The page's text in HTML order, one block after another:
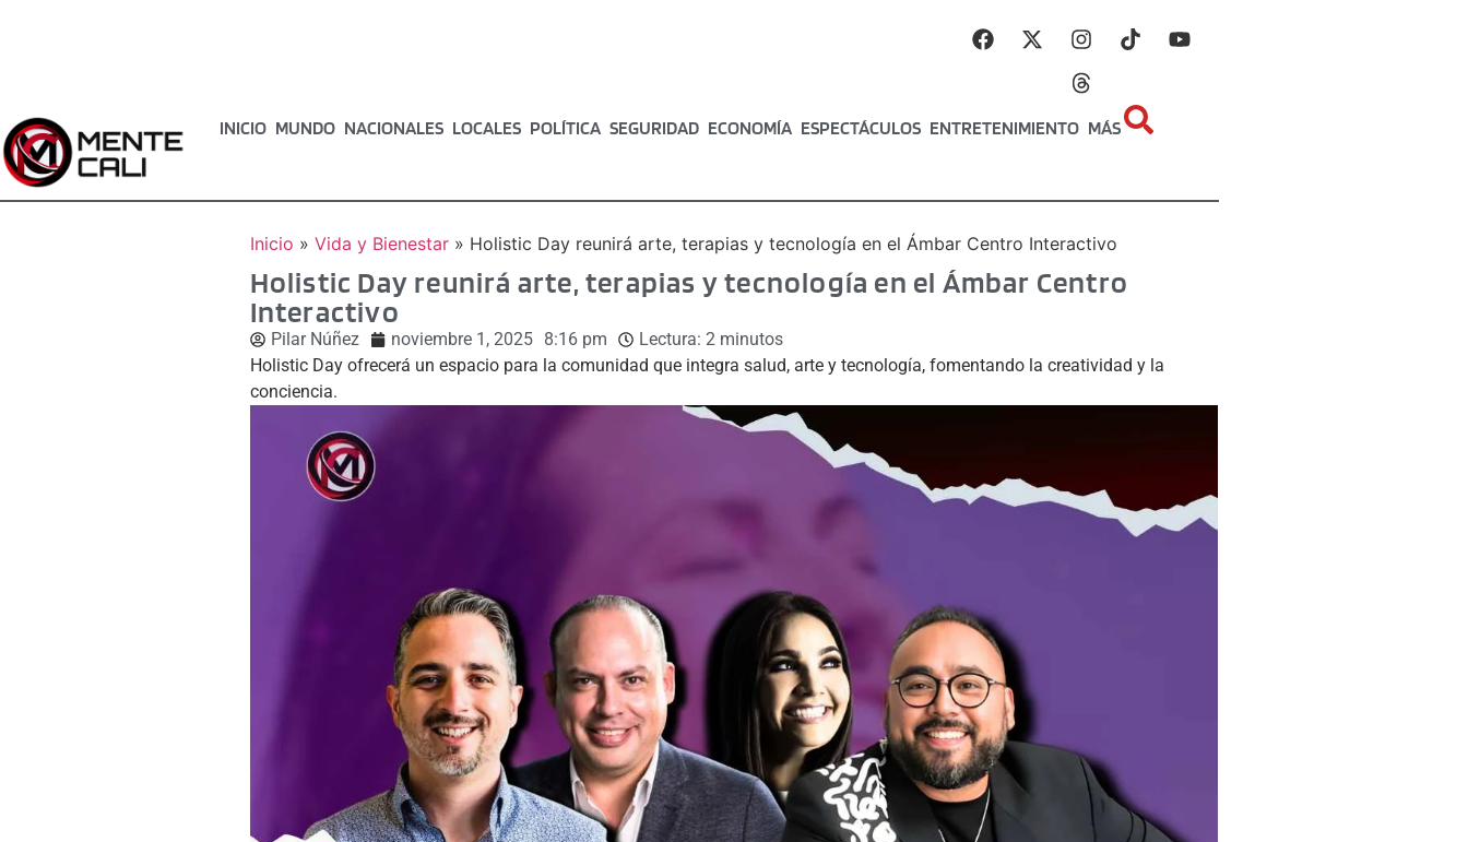
INICIO MUNDO NACIONALES LOCALES POLÍTICA SEGURIDAD ECONOMÍA ESPECTÁCULOS ENTRETENIMIENTO MÁS
Inicio » Vida y Bienestar» Holistic Day reunirá arte, terapias y tecnología en el Ámbar Centro Interactivo
Holistic Day reunirá arte, terapias y tecnología en el Ámbar Centro
Interactivo
Pilar Núñez noviembre 1, 2025 8:16 pm Lectura: 2 minutos
Holistic Day ofrecerá un espacio para la comunidad que integra salud, arte y tecnología, fomentando la creatividad y la
conciencia.